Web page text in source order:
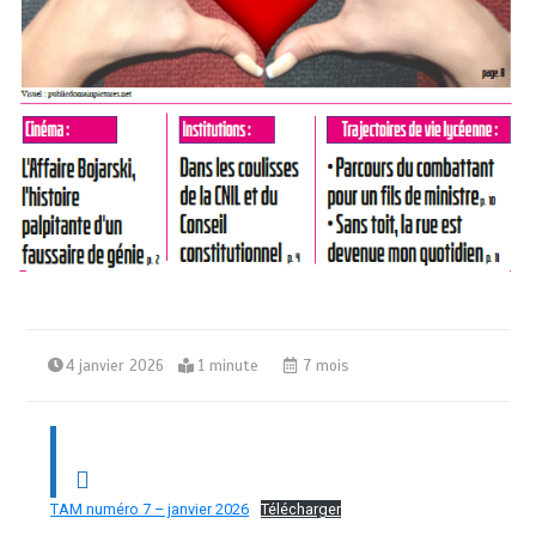
4 janvier 2026 1 minute 7 mois
TAM numéro 7 – janvier 2026 Télécharger